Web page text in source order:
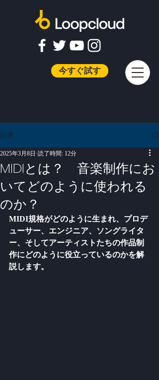
今すぐ試す
記事
MIDIとは？ 音楽制作にお
いてどのように使われる
のか？
2025年3月8日 読了時間: 12分
MIDI規格がどのように生まれ、プロデ
ューサー、エンジニア、ソングライタ
ー、そしてアーティストたちの作品制
作にどのように役立っているのかを解
説します。